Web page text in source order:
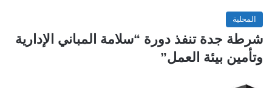
المحلية
شرطة جدة تنفذ دورة “سلامة المباني الإدارية
وتأمين بيئة العمل”